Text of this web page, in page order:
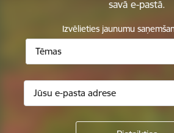
savā e-pastā.
Izvēlieties jaunumu
Tēmas